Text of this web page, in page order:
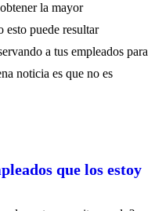
la mayor
esto puede resultar
a tus empleados para
noticia es que no es
que los estoy